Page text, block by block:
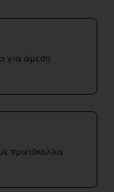
για άμεση
πρωτόκολλα